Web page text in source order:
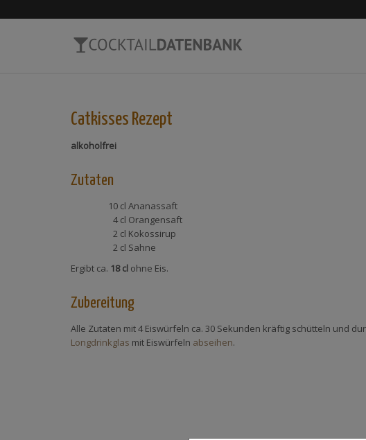
Catkisses Rezept
alkoholfrei
Zutaten
10 cl Ananassaft
4 cl Orangensaft
2 cl Kokossirup
2 cl Sahne
Ergibt ca. 18 cl ohne Eis.
Zubereitung
Alle Zutaten mit 4 Eiswürfeln ca. 30 Sekunden kräftig schütteln und
Longdrinkglas mit Eiswürfeln abseihen.